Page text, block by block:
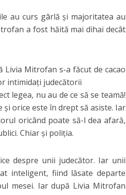
au curs gârlă şi majoritatea au
a fost hăită mai dihai decât
Livia Mitrofan s-a făcut de cacao
intimidaţi judecătorii
legea, nu au de ce să se teamă!
şi orice este în drept să asiste. Iar
oricând poate să-l dea afară,
Chiar şi poliţia.
despre unii judecător. Iar unii
inteligent, fiind lăsate departe
mesei. Iar după Livia Mitrofan